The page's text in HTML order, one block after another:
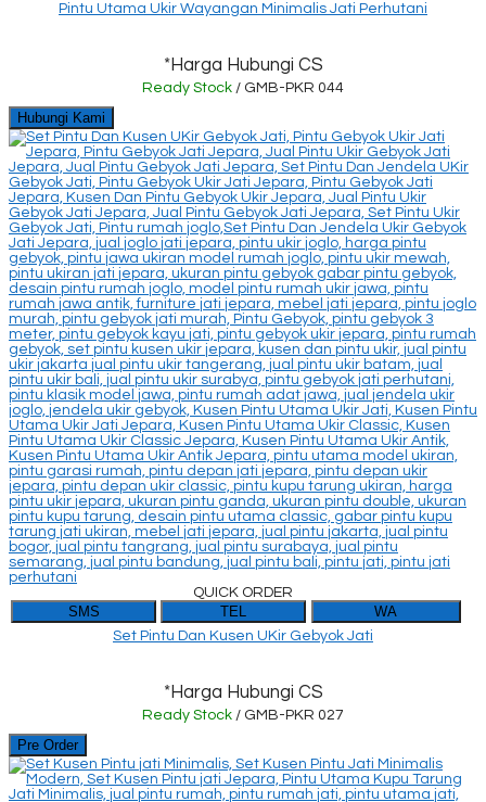
Pintu Utama Ukir Wayangan Minimalis Jati Perhutani
*Harga Hubungi CS
Ready Stock / GMB-PKR 044
Hubungi Kami
QUICK ORDER
SMS TEL WA
Set Pintu Dan Kusen UKir Gebyok Jati
*Harga Hubungi CS
Ready Stock / GMB-PKR 027
Pre Order